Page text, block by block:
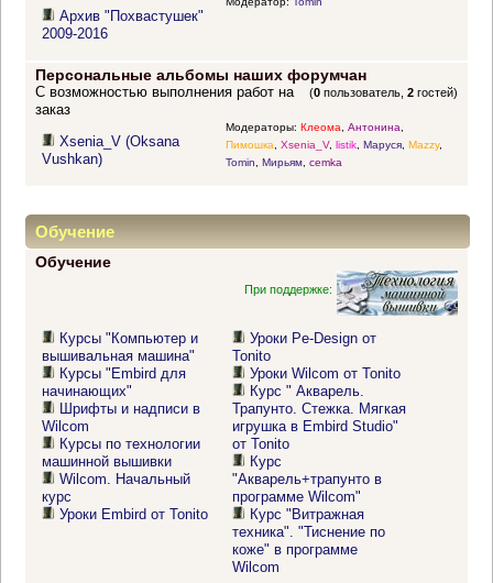
Архив "Похвастушек"
2009-2016
Персональные альбомы наших форумчан
(0 пользователь,2 гостей)
С возможностью выполнения работ на
заказ
Xsenia_V (Oksana
Vushkan)
Модераторы: Клеома, Антонина,
Пимошка, Xsenia_V, listik, Маруся, Mazzy,
Tomin, Мирьям, cemka
Обучение
Обучение
При поддержке:
Курсы "Компьютер и
вышивальная машина"
Курсы "Embird для
начинающих"
Шрифты и надписи в
Wilcom
Курсы по технологии
машинной вышивки
Wilcom. Начальный
курс
Уроки Embird от Tonito
Уроки Pe-Design от
Tonito
Уроки Wilcom от Tonito
Курс " Акварель.
Трапунто. Стежка. Мягкая
игрушка в Embird Studio"
от Tonito
Курс
"Акварель+трапунто в
программе Wilcom"
Курс "Витражная
техника". "Тиснение по
коже" в программе
Wilcom